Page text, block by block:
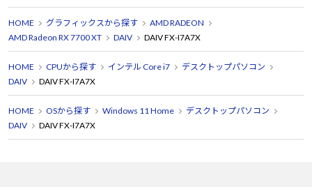
HOME グラフィックスから探す
AMD RADEON
AMD Radeon RX 7700 XT
DAIV DAIV FX-I7A7X
HOME CPUから探す インテル Core i7
デスクトップパソコン
DAIV
DAIV FX-I7A7X
HOME OSから探す Windows 11 Home
デスクトップパソコン
DAIV
DAIV FX-I7A7X